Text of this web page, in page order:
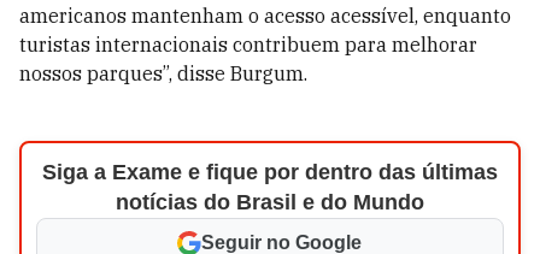
americanos mantenham o acesso acessível, enquanto
turistas internacionais contribuem para melhorar
nossos parques”, disse Burgum.
Siga a Exame e fique por dentro das últimas
notícias do Brasil e do Mundo
Seguir no Google